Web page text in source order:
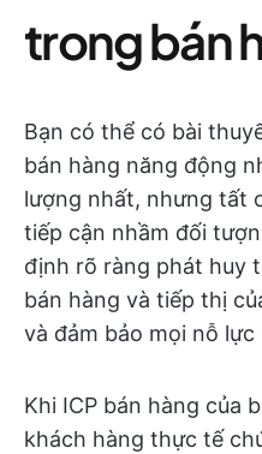
trong bán
Bạn có thể có bài
bán hàng năng động
lượng nhất, nhưng tất
tiếp cận nhầm đối
định rõ ràng phát huy
bán hàng và tiếp thị
và đảm bảo mọi nỗ lực
Khi ICP bán hàng của
khách hàng thực tế